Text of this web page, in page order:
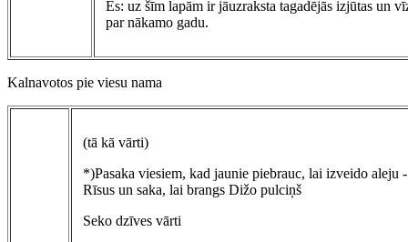
Es: uz šīm lapām ir jāuzraksta tagadējās izjūtas un
par nākamo gadu.
Kalnavotos pie viesu nama
(tā kā vārti)
*)Pasaka viesiem, kad jaunie piebrauc, lai izveido aleju
Rīsus un saka, lai brangs Dižo pulciņš
Seko dzīves vārti